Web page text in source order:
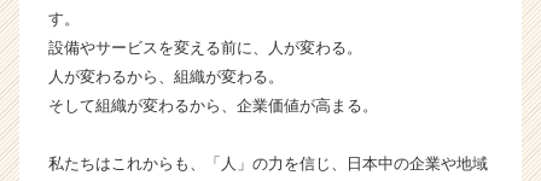
e
r
C
a
す。
設備やサービスを変える前に、人が変わる。
人が変わるから、組織が変わる。
そして組織が変わるから、企業価値が高まる。
私たちはこれからも、「人」の力を信じ、日本中の企業や地域